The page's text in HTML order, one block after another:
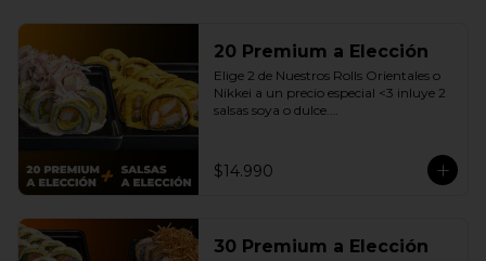
20 Premium a Elección
Elige 2 de Nuestros Rolls Orientales o
Nikkei a un precio especial <3 inluye 2
salsas soya o dulce.
$14.990
30 Premium a Elección